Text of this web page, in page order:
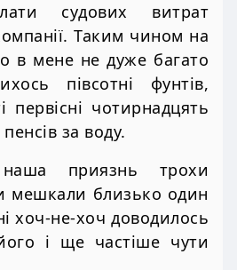
судових витрат
Таким чином на
в мене не дуже багато
півсотні фунтів,
чотирнадцять
за воду.
приязнь трохи
мешкали близько один
хоч-не-хоч доводилось
і ще частіше чути